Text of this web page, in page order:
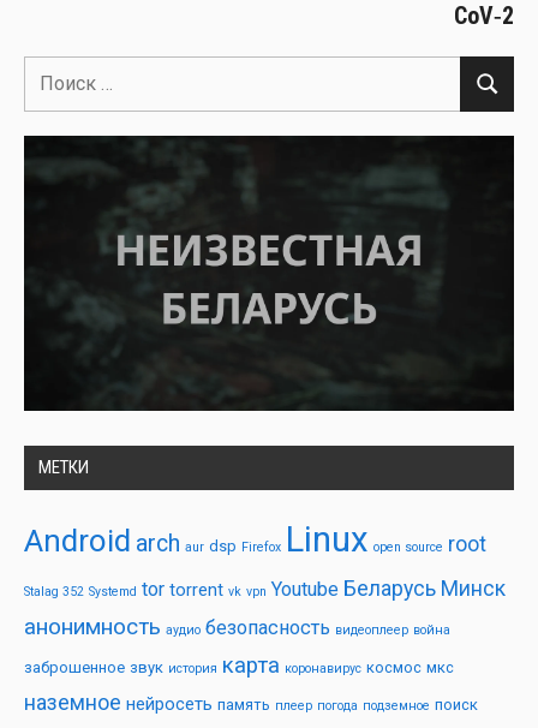
CoV‑2
Поиск
для:
Поиск
МЕТКИ
Android arch aur dsp Firefox Linux open source root
Stalag 352 Systemd tor torrent vk vpn Youtube Беларусь Минск
анонимность аудио безопасность видеоплеер война
заброшенное звук история карта коронавирус космос мкс
наземное нейросеть память плеер погода подземное поиск